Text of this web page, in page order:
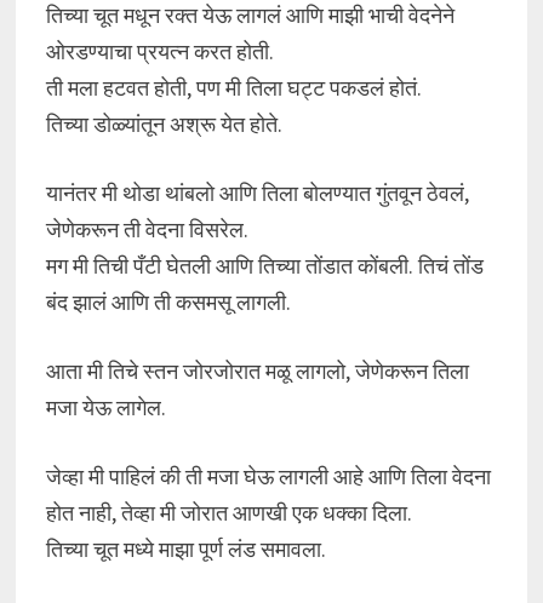
तिच्या चूत मधून रक्त येऊ लागलं आणि माझी भाची वेदनेने
ओरडण्याचा प्रयत्न करत होती.
ती मला हटवत होती, पण मी तिला घट्ट पकडलं होतं.
तिच्या डोळ्यांतून अश्रू येत होते.
यानंतर मी थोडा थांबलो आणि तिला बोलण्यात गुंतवून ठेवलं,
जेणेकरून ती वेदना विसरेल.
मग मी तिची पँटी घेतली आणि तिच्या तोंडात कोंबली. तिचं तोंड
बंद झालं आणि ती कसमसू लागली.
आता मी तिचे स्तन जोरजोरात मळू लागलो, जेणेकरून तिला
मजा येऊ लागेल.
जेव्हा मी पाहिलं की ती मजा घेऊ लागली आहे आणि तिला वेदना
होत नाही, तेव्हा मी जोरात आणखी एक धक्का दिला.
तिच्या चूत मध्ये माझा पूर्ण लंड समावला.